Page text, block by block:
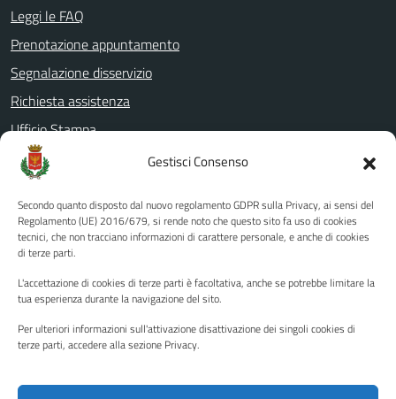
Gestisci Consenso
Secondo quanto disposto dal nuovo regolamento GDPR sulla Privacy, ai sensi del
Regolamento (UE) 2016/679, si rende noto che questo sito fa uso di cookies
tecnici, che non tracciano informazioni di carattere personale, e anche di cookies
di terze parti.
L'accettazione di cookies di terze parti è facoltativa, anche se potrebbe limitare la
tua esperienza durante la navigazione del sito.
Per ulteriori informazioni sull'attivazione disattivazione dei singoli cookies di
terze parti, accedere alla sezione Privacy.
Leggi le FAQ
Prenotazione appuntamento
Segnalazione disservizio
Richiesta assistenza
Ufficio Stampa
Amministrazione Trasparente
Albo pretorio
Informativa privacy
Note legali
Piano di miglioramento del sito